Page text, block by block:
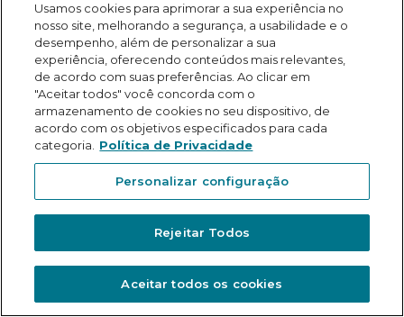
ASSESSORIA DE IMPRENSA /
PUCMINAS
Av. Dom José Gaspar, 500, Prédio 2 •
Belo Horizonte - MG
imprensa@pucminas.br
Usamos cookies para aprimorar a sua experiência no
nosso site, melhorando a segurança, a usabilidade e o
desempenho, além de personalizar a sua
experiência, oferecendo conteúdos mais relevantes,
de acordo com suas preferências. Ao clicar em
"Aceitar todos" você concorda com o
armazenamento de cookies no seu dispositivo, de
acordo com os objetivos especificados para cada
categoria.
Política de Privacidade
Personalizar configuração
Rejeitar Todos
Aceitar todos os cookies